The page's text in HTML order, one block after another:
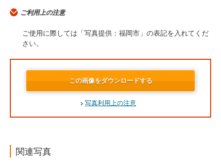
ご利用上の注意
ご使用に際しては「写真提供：福岡市」の表記を入れてくだ
さい。
この画像をダウンロードする
写真利用上の注意
関連写真